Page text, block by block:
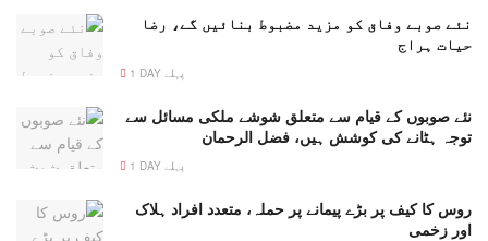
نئے صوبے وفاق کو مزید مضبوط بنائیں گے، رضا
حیات ہراج
1 DAY پہلے
نئے صوبوں کے قیام سے متعلق شوشے ملکی مسائل سے
توجہ ہٹانے کی کوشش ہیں، فضل الرحمان
1 DAY پہلے
روس کا کیف پر بڑے پیمانے پر حملہ، متعدد افراد ہلاک
اور زخمی